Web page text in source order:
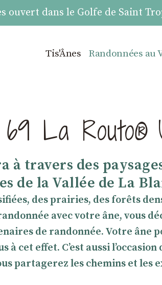
dans le Golfe de Saint
Tis'Ânes Randonnées au
La Routo®
à travers des
de la Vallée de La
des prairies, des forêts
avec votre âne, vous
de randonnée. Votre âne
cet effet. C’est aussi
partagerez les chemins et les